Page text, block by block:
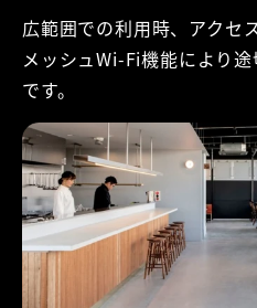
広範囲での利用時、アクセ
メッシュWi-Fi機能により
です。